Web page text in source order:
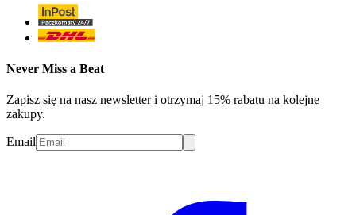
Never Miss a Beat
Zapisz się na nasz newsletter i otrzymaj 15% rabatu na kolejne
zakupy.
Email